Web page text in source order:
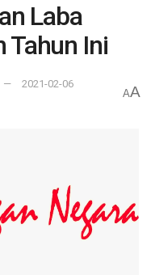
Laba
Tahun Ini
2021-02-06
AA